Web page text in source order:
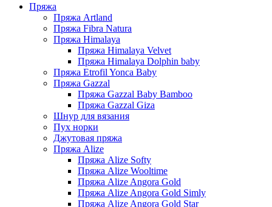
Пряжа
Пряжа Artland
Пряжа Fibra Natura
Пряжа Himalaya
Пряжа Himalaya Velvet
Пряжа Himalaya Dolphin baby
Пряжа Etrofil Yonca Baby
Пряжа Gazzal
Пряжа Gazzal Baby Bamboo
Пряжа Gazzal Giza
Шнур для вязания
Пух норки
Джутовая пряжа
Пряжа Alize
Пряжа Alize Softy
Пряжа Alize Wooltime
Пряжа Alize Angora Gold
Пряжа Alize Angora Gold Simly
Пряжа Alize Angora Gold Star